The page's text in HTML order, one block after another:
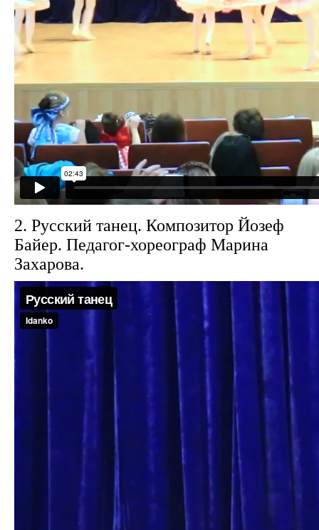
2. Русский танец. Композитор Йозеф
Байер. Педагог-хореограф Марина
Захарова.